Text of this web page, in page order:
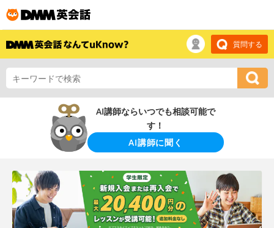
質問する
AI講師ならいつでも相談可能で
す！
AI講師に聞く